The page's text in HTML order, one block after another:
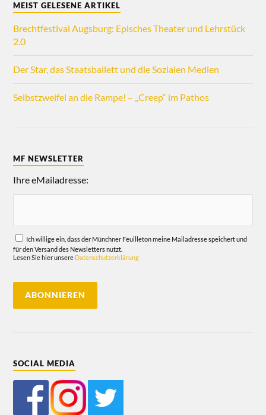
MEIST GELESENE ARTIKEL
Brechtfestival Augsburg: Episches Theater und Lehrstück
2.0
Der Star, das Staatsballett und die Sozialen Medien
Selbstzweifel an die Rampe! – „Creep“ im Pathos
MF NEWSLETTER
Ihre eMailadresse:
Ich willige ein, dass der Münchner Feuilleton meine Mailadresse speichert und
für den Versand des Newsletters nutzt.
Lesen Sie hier unsere Datenschutzerklärung
SOCIAL MEDIA